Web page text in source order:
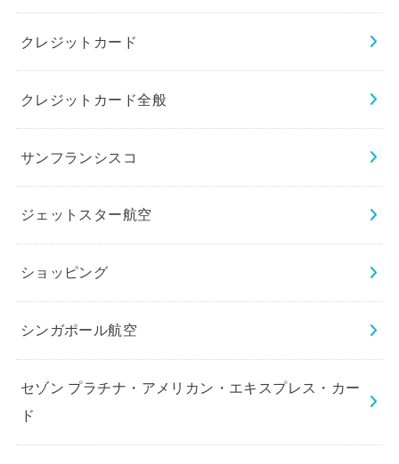
クレジットカード
クレジットカード全般
サンフランシスコ
ジェットスター航空
ショッピング
シンガポール航空
セゾン プラチナ・アメリカン・エキスプレス・カー
ド